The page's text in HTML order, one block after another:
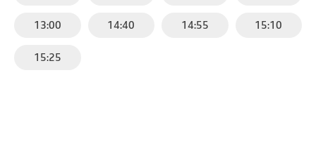
13:00 14:40 14:55 15:10
15:25